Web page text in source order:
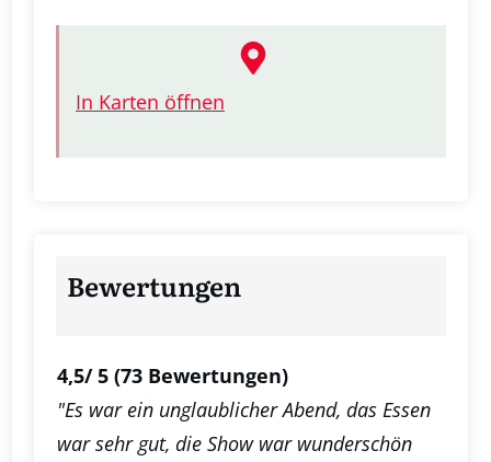
In Karten öffnen
Bewertungen
4,5/ 5 (73 Bewertungen)
"Es war ein unglaublicher Abend, das Essen
war sehr gut, die Show war wunderschön